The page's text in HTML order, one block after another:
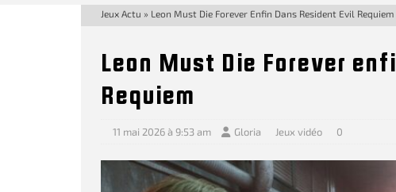
Jeux Actu » Leon Must Die Forever Enfin Dans Resident Evil Requiem
Leon Must Die Forever
Requiem
11 mai 2026 à 9:53 am Gloria Jeux vidéo 0